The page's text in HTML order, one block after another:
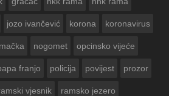
jozo ivančević korona koronavirus
nogomet opcinsko vijeće
franjo policija povijest prozor
vjesnik ramsko jezero